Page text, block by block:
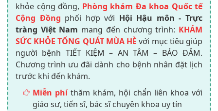
khỏe cộng đồng, Phòng khám Đa khoa Quốc tế
Cộng Đồng phối hợp với Hội Hậu môn - Trực
tràng Việt Nam mang đến chương trình: KHÁM
SỨC KHỎE TỔNG QUÁT MÙA HÈ với mục tiêu giúp
người bệnh TIẾT KIỆM – AN TÂM – BẢO ĐẢM.
Chương trình ưu đãi dành cho bệnh nhân đặt lịch
trước khi đến khám.
Miễn phíthăm khám, hội chẩn liên khoa với
giáo sư, tiến sĩ, bác sĩ chuyên khoa uy tín